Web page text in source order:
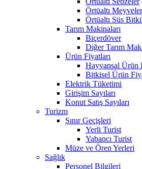
Örtüaltı Meyveler
Örtüaltı Süs
Tarım Makinaları
Biçerdöver
Diğer Tarım
Ürün Fiyatları
Hayvansal Ürün
Bitkisel Ürün
Elektrik Tüketimi
Girişim Sayıları
Konut Satış Sayıları
Turizm
Sınır Geçişleri
Yerli Turist
Yabancı Turist
Müze ve Ören Yerleri
Sağlık
Personel Bilgileri